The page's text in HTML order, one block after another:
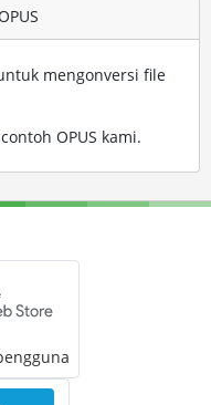
mengonversi file
OPUS kami.